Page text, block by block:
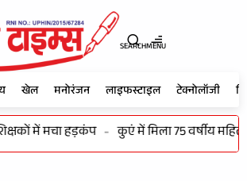
SEARCHMENU
खेल मनोरंजन लाइफस्टाइल टेक्नोलॉजी
में मचा हड़कंप कुएं में मिला 75 वर्षीय